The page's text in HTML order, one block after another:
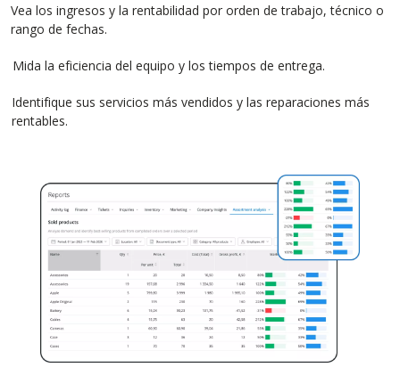
Vea los ingresos y la rentabilidad por orden de trabajo, técnico o
rango de fechas.
Mida la eficiencia del equipo y los tiempos de entrega.
Identifique sus servicios más vendidos y las reparaciones más
rentables.